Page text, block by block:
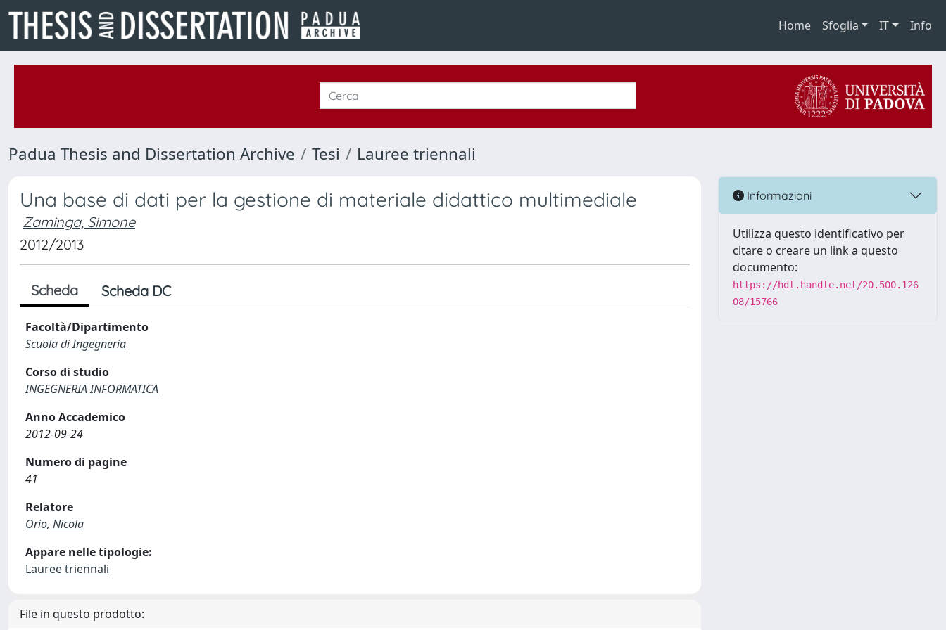
Home Sfoglia IT Info
Padua Thesis and Dissertation Archive Tesi Lauree triennali
Una base di dati per la gestione di materiale didattico multimediale
Zaminga, Simone
2012/2013
Scheda Scheda DC
Facoltà/Dipartimento
Scuola di Ingegneria
Corso di studio
INGEGNERIA INFORMATICA
Anno Accademico
2012-09-24
Numero di pagine
41
Relatore
Orio, Nicola
Appare nelle tipologie:
Lauree triennali
File in questo prodotto:
Informazioni
Utilizza questo identificativo per
citare o creare un link a questo
documento:
https://hdl.handle.net/20.500.126
08/15766